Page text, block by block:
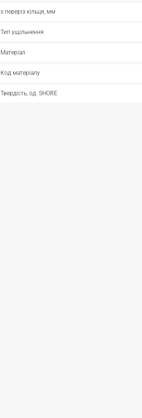
s переріз кільця, мм
Тип ущільнення
Матеріал
Код матеріалу
Твердість, од. SHORE